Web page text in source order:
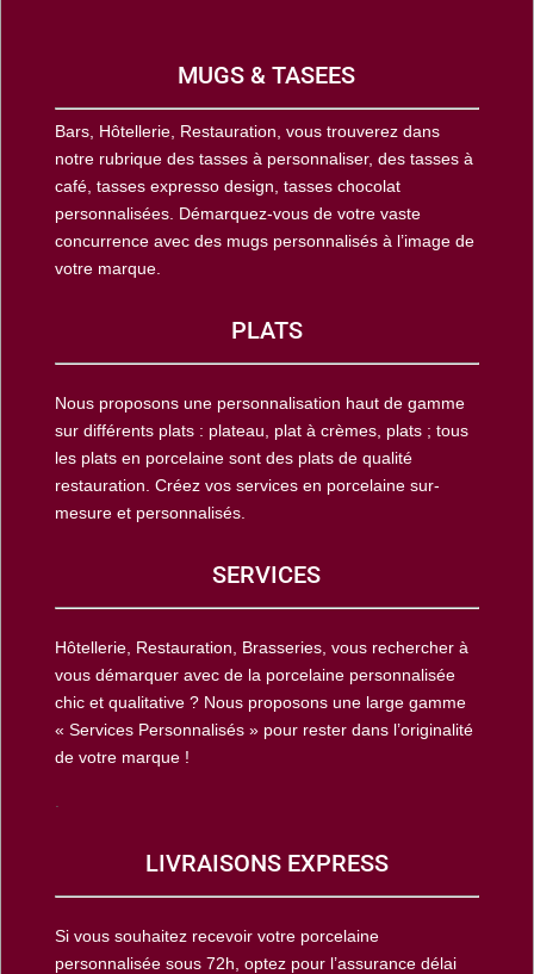
MUGS & TASEES
Bars, Hôtellerie, Restauration, vous trouverez dans
notre rubrique des tasses à personnaliser, des tasses à
café, tasses expresso design, tasses chocolat
personnalisées. Démarquez-vous de votre vaste
concurrence avec des mugs personnalisés à l’image de
votre marque.
PLATS
Nous proposons une personnalisation haut de gamme
sur différents plats : plateau, plat à crèmes, plats ; tous
les plats en porcelaine sont des plats de qualité
restauration. Créez vos services en porcelaine sur-
mesure et personnalisés.
SERVICES
Hôtellerie, Restauration, Brasseries, vous rechercher à
vous démarquer avec de la porcelaine personnalisée
chic et qualitative ? Nous proposons une large gamme
« Services Personnalisés » pour rester dans l’originalité
de votre marque !
LIVRAISONS EXPRESS
Si vous souhaitez recevoir votre porcelaine
personnalisée sous 72h, optez pour l’assurance délai